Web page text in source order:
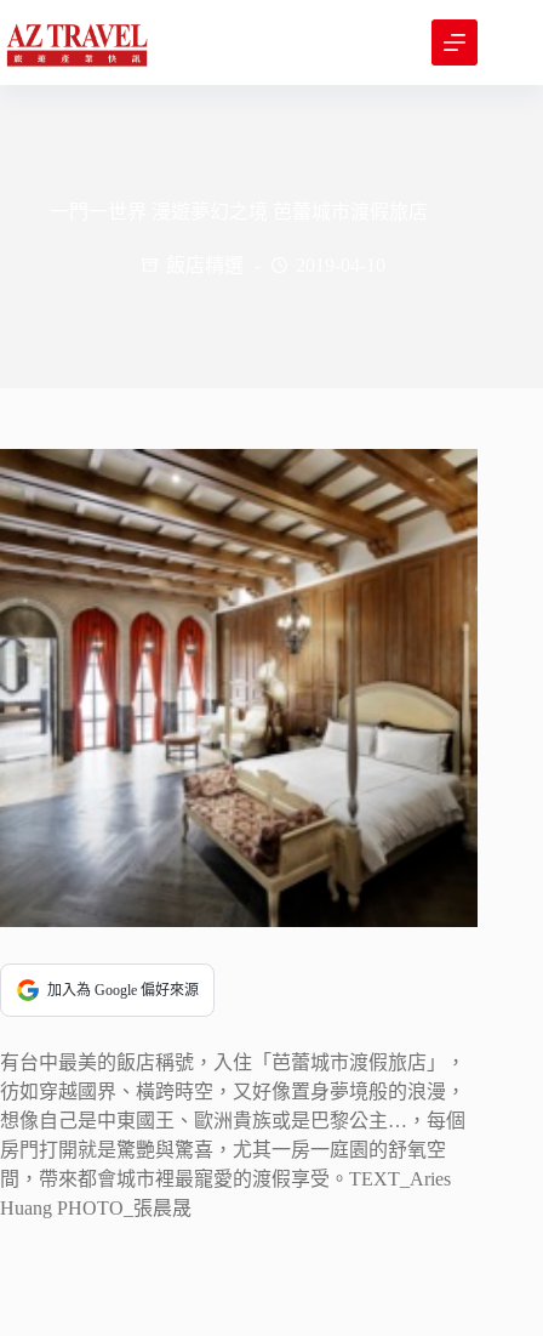
至
主
加入為 Google 偏好來源
有台中最美的飯店稱號，入住「芭蕾城市渡假旅店」，
彷如穿越國界、橫跨時空，又好像置身夢境般的浪漫，
想像自己是中東國王、歐洲貴族或是巴黎公主…，每個
房門打開就是驚艷與驚喜，尤其一房一庭園的舒氧空
間，帶來都會城市裡最寵愛的渡假享受。TEXT_Aries
Huang PHOTO_張晨晟